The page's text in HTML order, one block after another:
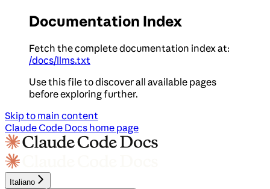
Documentation Index
Fetch the complete documentation index at:
/docs/llms.txt
Use this file to discover all available pages
before exploring further.
Skip to main content
Claude Code Docs home page
Italiano